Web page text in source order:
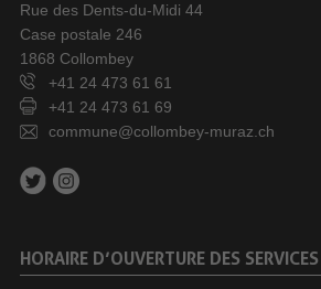
Rue des Dents-du-Midi 44
Case postale 246
1868 Collombey
+41 24 473 61 61
+41 24 473 61 69
commune@collombey-muraz.ch
HORAIRE D’OUVERTURE DES